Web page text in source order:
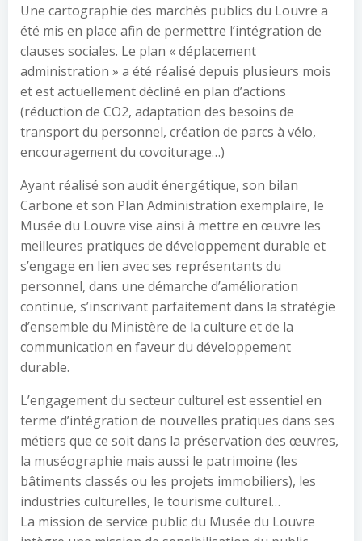
Une cartographie des marchés publics du Louvre a
été mis en place afin de permettre l’intégration de
clauses sociales. Le plan « déplacement
administration » a été réalisé depuis plusieurs mois
et est actuellement décliné en plan d’actions
(réduction de CO2, adaptation des besoins de
transport du personnel, création de parcs à vélo,
encouragement du covoiturage…)
Ayant réalisé son audit énergétique, son bilan
Carbone et son Plan Administration exemplaire, le
Musée du Louvre vise ainsi à mettre en œuvre les
meilleures pratiques de développement durable et
s’engage en lien avec ses représentants du
personnel, dans une démarche d’amélioration
continue, s’inscrivant parfaitement dans la stratégie
d’ensemble du Ministère de la culture et de la
communication en faveur du développement
durable.
L’engagement du secteur culturel est essentiel en
terme d’intégration de nouvelles pratiques dans ses
métiers que ce soit dans la préservation des œuvres,
la muséographie mais aussi le patrimoine (les
bâtiments classés ou les projets immobiliers), les
industries culturelles, le tourisme culturel…
La mission de service public du Musée du Louvre